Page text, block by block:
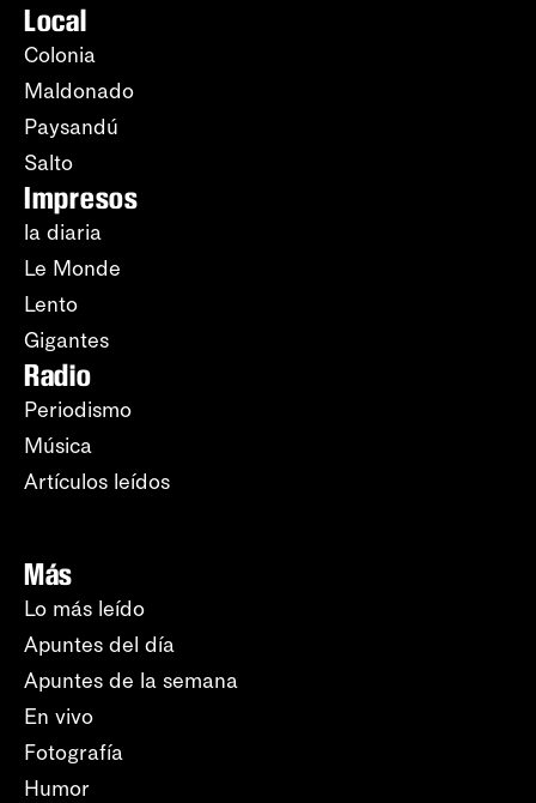
Local
Colonia
Maldonado
Paysandú
Salto
Impresos
la diaria
Le Monde
Lento
Gigantes
Radio
Periodismo
Música
Artículos leídos
Más
Lo más leído
Apuntes del día
Apuntes de la semana
En vivo
Fotografía
Humor